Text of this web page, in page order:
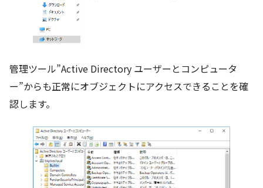
管理ツール”Active Directory ユーザーとコンピュータ
ー”からも正常にオブジェクトにアクセスできることを確
認します。